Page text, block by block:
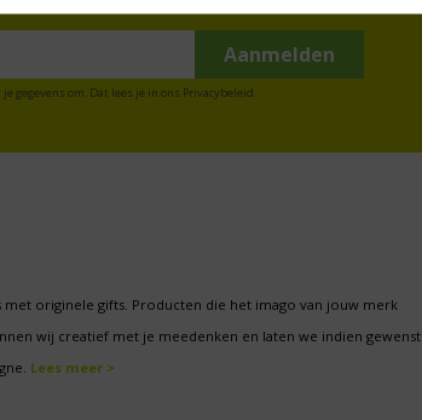
gegevens om. Dat lees je in ons Privacybeleid
originele gifts. Producten die het imago van jouw merk
wij creatief met je meedenken en laten we indien gewenst
Lees meer >